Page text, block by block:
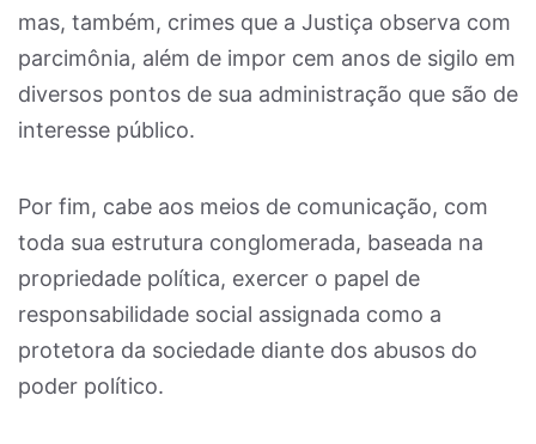
mas, também, crimes que a Justiça observa com
parcimônia, além de impor cem anos de sigilo em
diversos pontos de sua administração que são de
interesse público.
Por fim, cabe aos meios de comunicação, com
toda sua estrutura conglomerada, baseada na
propriedade política, exercer o papel de
responsabilidade social assignada como a
protetora da sociedade diante dos abusos do
poder político.